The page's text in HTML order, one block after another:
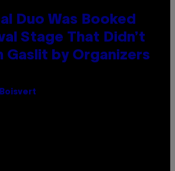
Duo Was Booked
Stage That Didn’t
Gaslit by Organizers